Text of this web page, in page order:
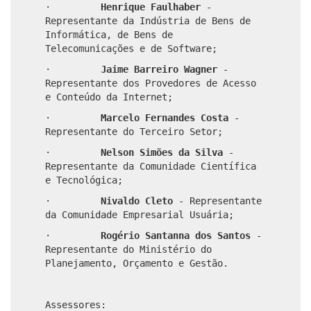
·
Henrique Faulhaber
-
Representante da Indústria de Bens de
Informática, de Bens de
Telecomunicações e de Software;
·
Jaime Barreiro Wagner
-
Representante dos Provedores de Acesso
e Conteúdo da Internet;
·
Marcelo Fernandes Costa
-
Representante do Terceiro Setor;
·
Nelson Simões da Silva
-
Representante da Comunidade Científica
e Tecnológica;
·
Nivaldo Cleto - Representante
da Comunidade Empresarial Usuária;
·
Rogério Santanna dos Santos
-
Representante do Ministério do
Planejamento, Orçamento e Gestão.
Assessores: